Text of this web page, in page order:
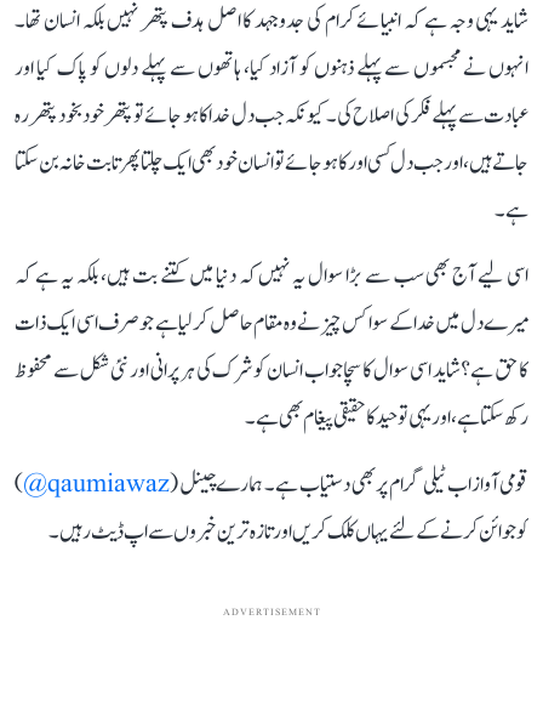
شاید یہی وجہ ہے کہ انبیائے کرام کی جدوجہد کا اصل ہدف پتھر نہیں بلکہ انسان تھا۔
انہوں نے مجسموں سے پہلے ذہنوں کو آزاد کیا، ہاتھوں سے پہلے دلوں کو پاک کیا اور
عبادت سے پہلے فکر کی اصلاح کی۔ کیونکہ جب دل خدا کا ہو جائے تو پتھر خود بخود پتھر رہ
جاتے ہیں، اور جب دل کسی اور کا ہو جائے تو انسان خود بھی ایک چلتا پھرتا بت خانہ بن سکتا
ہے۔
اسی لیے آج بھی سب سے بڑا سوال یہ نہیں کہ دنیا میں کتنے بت ہیں، بلکہ یہ ہے کہ
میرے دل میں خدا کے سوا کس چیز نے وہ مقام حاصل کر لیا ہے جو صرف اسی ایک ذات
کا حق ہے؟ شاید اسی سوال کا سچا جواب انسان کو شرک کی ہر پرانی اور نئی شکل سے محفوظ
رکھ سکتا ہے، اور یہی توحید کا حقیقی پیغام بھی ہے۔
قومی آواز اب ٹیلی گرام پر بھی دستیاب ہے۔ ہمارے چینل (qaumiawaz@
)
کو جوائن کرنے کے لئے یہاں کلک کریں اور تازہ ترین خبروں سے اپ ڈیٹ رہیں۔
ADVERTISEMENT